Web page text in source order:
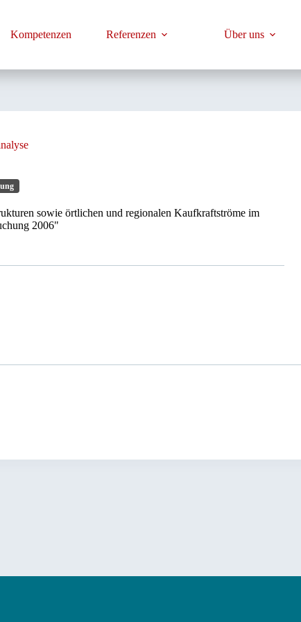
Kompetenzen Referenzen Über uns
sowie örtlichen und regionalen Kaufkraftströme im
2006"